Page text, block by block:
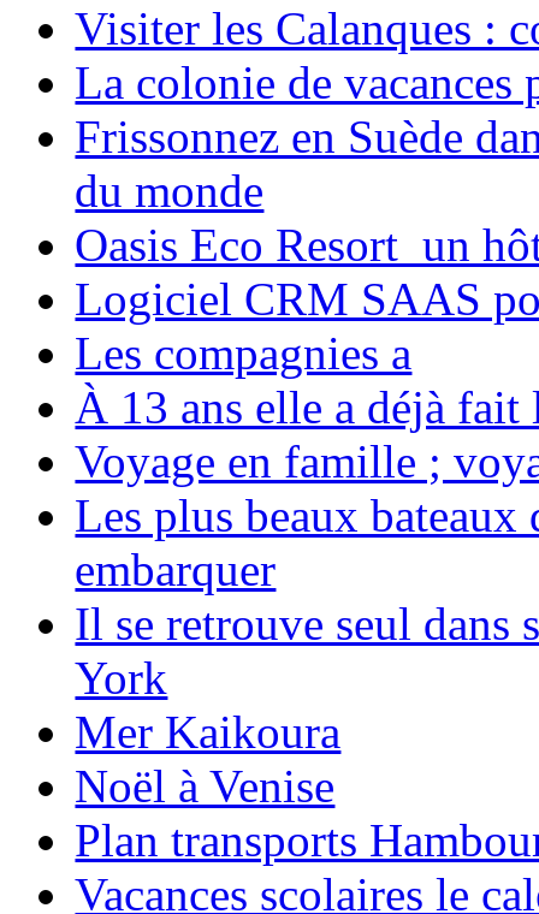
Visiter les Calanques :
La colonie de vacances
Frissonnez en Suède
du monde
Oasis Eco Resort un
Logiciel CRM SAAS
Les compagnies a
À 13 ans elle a déjà
Voyage en famille ;
Les plus beaux bateaux
embarquer
Il se retrouve seul dans
York
Mer Kaikoura
Noël à Venise
Plan transports
Vacances scolaires le